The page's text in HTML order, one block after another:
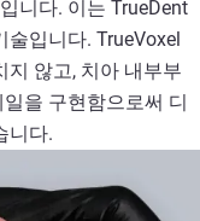
니다. 이는 TrueDent
술입니다. TrueVoxel
지 않고, 치아 내부부
을 구현함으로써 디
니다.